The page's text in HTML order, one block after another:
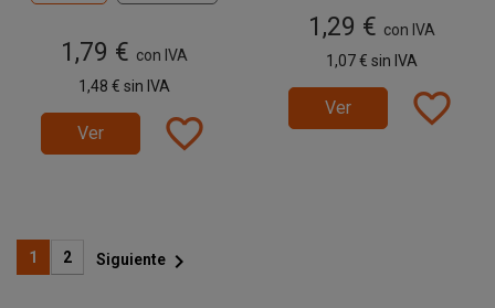
1,79 € con IVA
1,48 € sin IVA
Ver favorite_border
1,29 € con IVA
1,07 € sin IVA
Ver favorite_border
1 2 Siguiente 